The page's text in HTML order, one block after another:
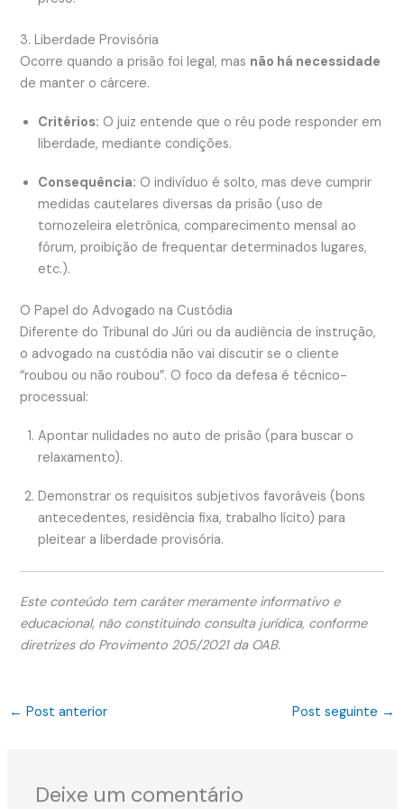
3. Liberdade Provisória
Ocorre quando a prisão foi legal, mas não há necessidade
de manter o cárcere.
Critérios: O juiz entende que o réu pode responder em
liberdade, mediante condições.
Consequência: O indivíduo é solto, mas deve cumprir
medidas cautelares diversas da prisão (uso de
tornozeleira eletrônica, comparecimento mensal ao
fórum, proibição de frequentar determinados lugares,
etc.).
O Papel do Advogado na Custódia
Diferente do Tribunal do Júri ou da audiência de instrução,
o advogado na custódia não vai discutir se o cliente
“roubou ou não roubou”. O foco da defesa é técnico-
processual:
Apontar nulidades no auto de prisão (para buscar o
relaxamento).
Demonstrar os requisitos subjetivos favoráveis (bons
antecedentes, residência fixa, trabalho lícito) para
pleitear a liberdade provisória.
Este conteúdo tem caráter meramente informativo e
educacional, não constituindo consulta jurídica, conforme
diretrizes do Provimento 205/2021 da OAB.
← Post anterior Post seguinte →
Deixe um comentário